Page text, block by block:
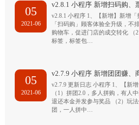
05
2021-06
v2.8.1 小程序 新增扫码购、
v2.8.1 小程序 1、【新增】新增「
「扫码购」顾客体验全升级，不
购物车，促进门店的成交转化 （
标签，标签包…
05
2021-06
v2.7.9 小程序 新增团团赚、
v2.7.9 更新日志 小程序 1、【新
（1）拼团2.0，多人拼购，有人
退还本金并发参与奖品 （2）玩
团，一人拼中…